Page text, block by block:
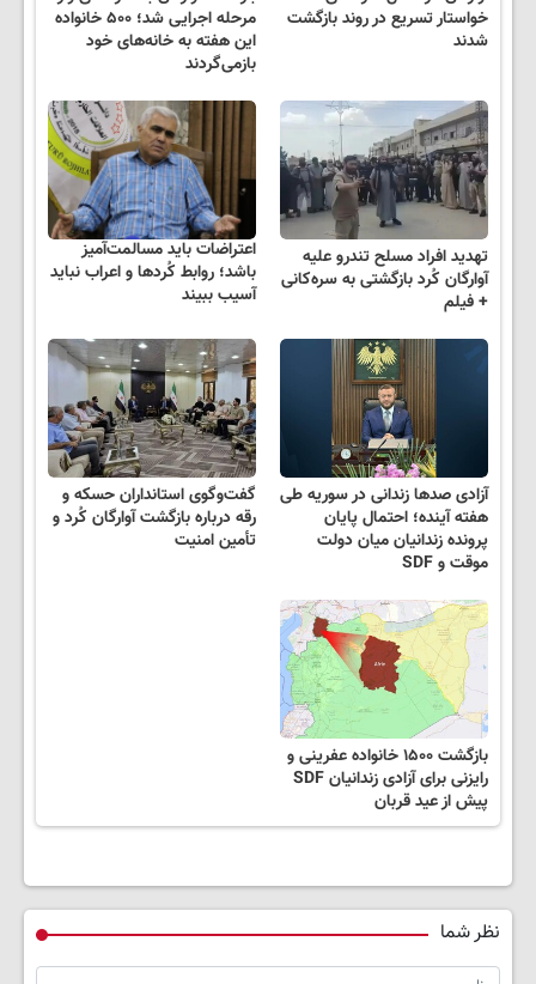
خواستار تسریع در روند بازگشت
شدند
مرحله اجرایی شد؛ ۵۰۰ خانواده
این هفته به خانه‌های خود
بازمی‌گردند
تهدید افراد مسلح تندرو علیه
آوارگان کُرد بازگشتی به سره‌کانی
+ فیلم
اعتراضات باید مسالمت‌آمیز
باشد؛ روابط کُردها و اعراب نباید
آسیب ببیند
آزادی صدها زندانی در سوریه طی
هفته آینده؛ احتمال پایان
پرونده زندانیان میان دولت
موقت و SDF
گفت‌وگوی استانداران حسکه و
رقه درباره بازگشت آوارگان کُرد و
تأمین امنیت
بازگشت ۱۵۰۰ خانواده عفرینی و
رایزنی برای آزادی زندانیان SDF
پیش از عید قربان
نظر شما